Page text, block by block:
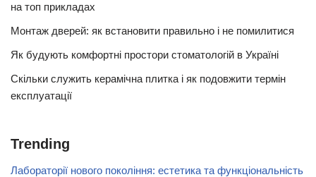
на топ прикладах
Монтаж дверей: як встановити правильно і не помилитися
Як будують комфортні простори стоматологій в Україні
Скільки служить керамічна плитка і як подовжити термін
експлуатації
Trending
Лабораторії нового покоління: естетика та функціональність